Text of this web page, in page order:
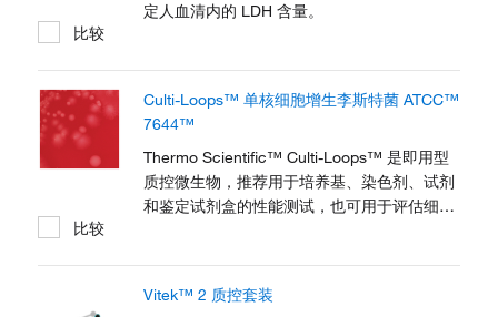
定人血清内的 LDH 含量。
比较
Culti-Loops™ 单核细胞增生李斯特菌 ATCC™
7644™
Thermo Scientific™ Culti-Loops™ 是即用型
质控微生物，推荐用于培养基、染色剂、试剂
和鉴定试剂盒的性能测试，也可用于评估细菌
比较
Vitek™ 2 质控套装